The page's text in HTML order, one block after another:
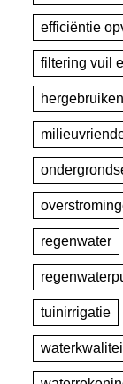
efficiëntie
filtering vuil
hergebruiken
regenwater
tuinirrigatie